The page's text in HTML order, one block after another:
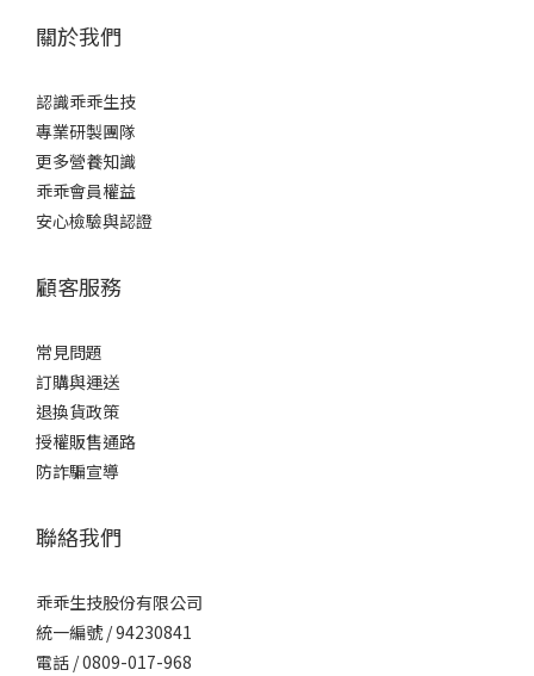
關於我們
認識乖乖生技
專業研製團隊
更多營養知識
乖乖會員權益
安心檢驗與認證
顧客服務
常見問題
訂購與運送
退換貨政策
授權販售通路
防詐騙宣導
聯絡我們
乖乖生技股份有限公司
統一編號 / 94230841
電話 / 0809-017-968